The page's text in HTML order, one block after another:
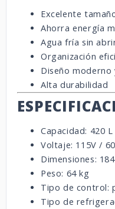
Excelente
Ahorra energía
Agua fría sin
Organización
Diseño moderno
Alta durabilidad
Capacidad: 420 L
Voltaje: 115V /
Dimensiones:
Peso: 64 kg
Tipo de control:
Tipo de